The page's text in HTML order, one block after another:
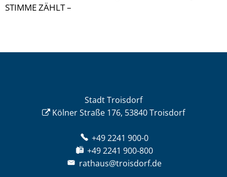
STIMME ZÄHLT –
Stadt Troisdorf
Kölner Straße 176, 53840 Troisdorf
+49 2241 900-0
+49 2241 900-800
rathaus@troisdorf.de